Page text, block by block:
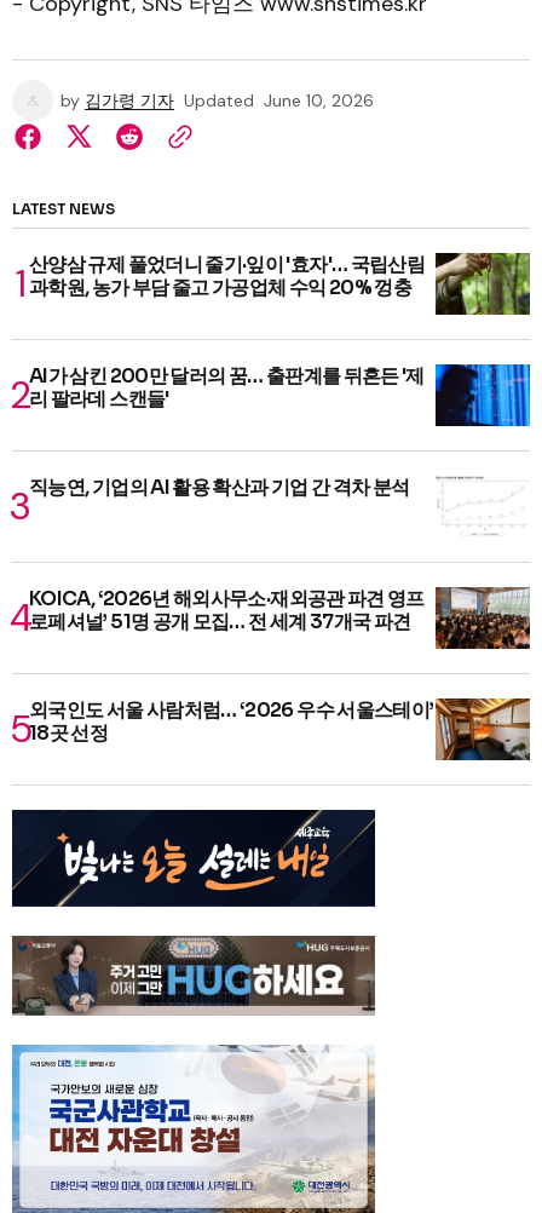
by 김가령 기자 Updated June 10, 2026
LATEST NEWS
산양삼 규제 풀었더니 줄기·잎이 '효자'… 국립산림
과학원, 농가 부담 줄고 가공업체 수익 20% 껑충
AI가 삼킨 200만 달러의 꿈… 출판계를 뒤흔든 '제
리 팔라데 스캔들'
직능연, 기업의 AI 활용 확산과 기업 간 격차 분석
KOICA, ‘2026년 해외사무소·재외공관 파견 영프
로페셔널’ 51명 공개 모집… 전 세계 37개국 파견
외국인도 서울 사람처럼… ‘2026 우수 서울스테이’
18곳 선정